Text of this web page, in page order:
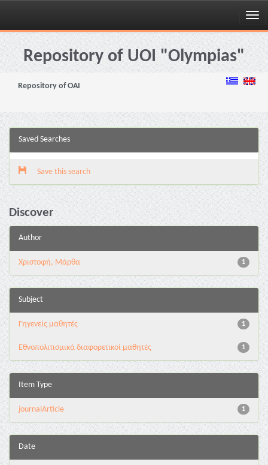
Skip
navigationRepository of UOI "Olympias"
Repository of OAI
Saved Searches
Save this search
Discover
Author
1
Χριστοφή, Μάρθα
Subject
1
Γηγενείς μαθητές
1
Εθνοπολιτισμικά διαφορετικοί μαθητές
Item Type
1
journalArticle
Date